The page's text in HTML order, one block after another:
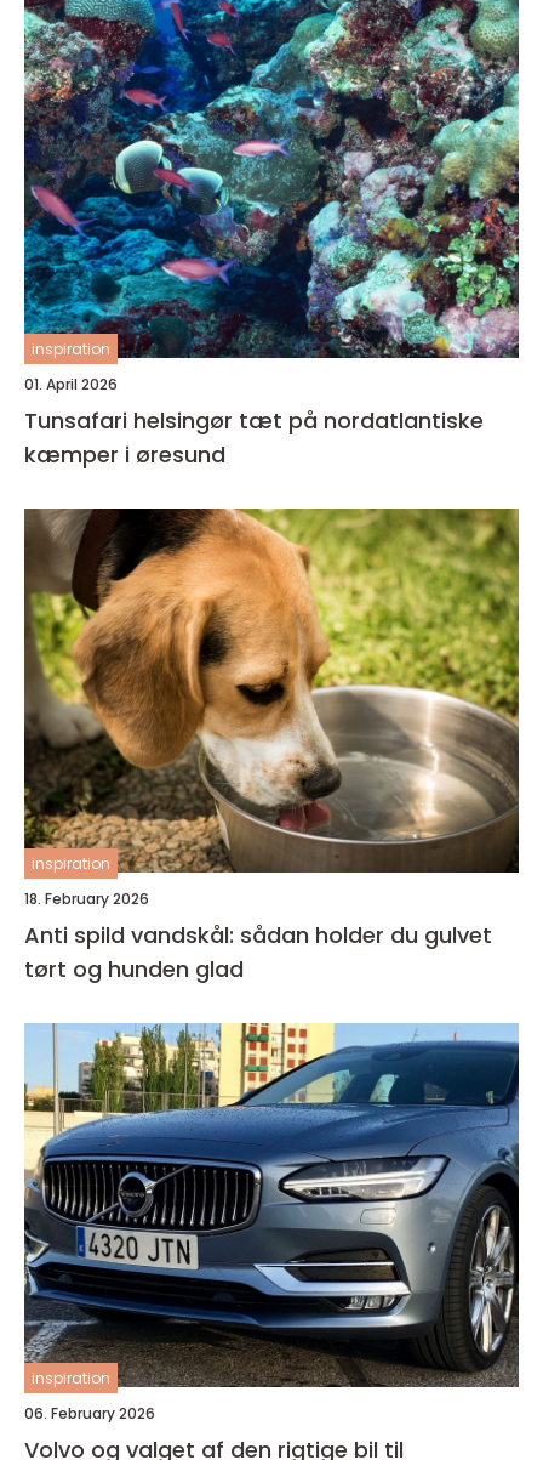
inspiration
01. April 2026
Tunsafari helsingør tæt på nordatlantiske
kæmper i øresund
inspiration
18. February 2026
Anti spild vandskål: sådan holder du gulvet
tørt og hunden glad
inspiration
06. February 2026
Volvo og valget af den rigtige bil til